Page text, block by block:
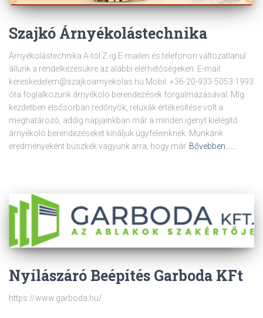
Szajkó Árnyékolástechnika
Árnyékolástechnika A-tól Z-ig E-mailen és telefonon változatlanul
állunk a rendelkezésükre az alábbi elérhetőségeken: E-mail:
kereskedelem@szajkoarnyekolas.hu Mobil: +36-20-933-5053 1993
óta foglalkozunk árnyékoló berendezések forgalmazásával. Míg
kezdetben elsősorban redőnyök, reluxák értékesítése volt a
meghatározó, addig napjainkban már a minden igényt kielégítő
árnyékoló berendezéseket kínáljuk ügyfeleinknek. Munkánk
eredményeként büszkék vagyunk arra, hogy már Bővebben……
Nyílászáró Beépítés Garboda KFt
https://www.garboda.hu/